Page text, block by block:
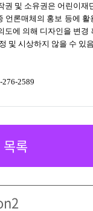
및 소유권은 어린이재
론매체의 홍보 등에 활
에 의해 디자인을 변경
및 시상하지 않을 수 있
2589
목록